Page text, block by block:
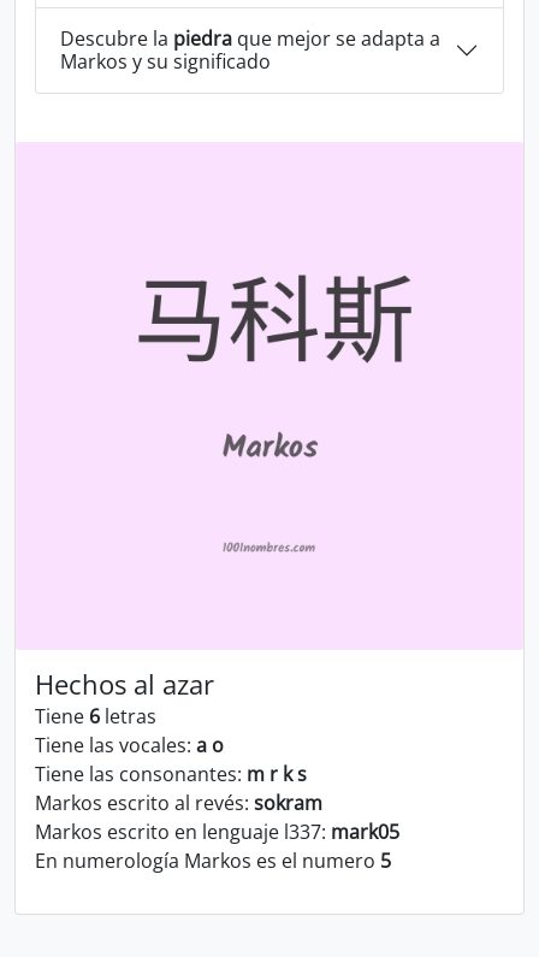
Descubre la piedra que mejor se adapta a
Markos y su significado
Hechos al azar
Tiene 6 letras
Tiene las vocales: a o
Tiene las consonantes: m r k s
Markos escrito al revés: sokram
Markos escrito en lenguaje l337: mark05
En numerología Markos es el numero 5